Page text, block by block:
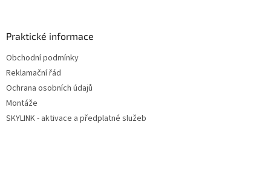
Praktické informace
Obchodní podmínky
Reklamační řád
Ochrana osobních údajů
Montáže
SKYLINK - aktivace a předplatné služeb